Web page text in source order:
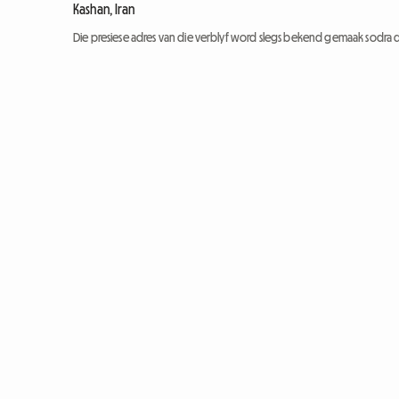
Kashan, Iran
Die presiese adres van die verblyf word slegs bekend gemaak sodra